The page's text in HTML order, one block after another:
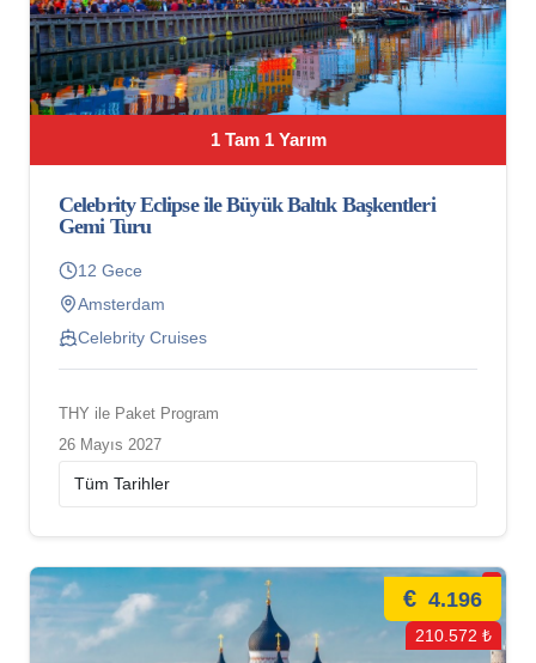
1 Tam 1 Yarım
Celebrity Eclipse ile Büyük Baltık Başkentleri
Gemi Turu
12 Gece
Amsterdam
Celebrity Cruises
THY ile Paket Program
26 Mayıs 2027
€ 4.196
210.572 ₺